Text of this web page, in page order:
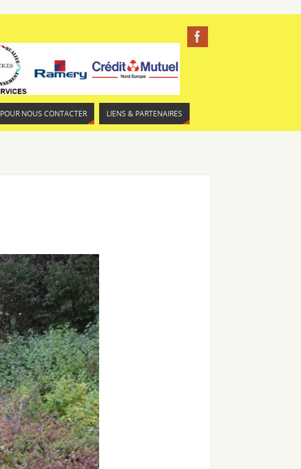
POUR NOUS CONTACTER LIENS & PARTENAIRES